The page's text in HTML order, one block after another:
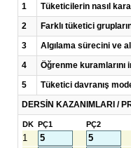
1
Tüketicilerin nasıl
2
Farklı tüketici
3
Algılama sürecini ve
4
Öğrenme
5
Tüketici davranış
DERSİN KAZANIMLARI /
DK PÇ1 PÇ2
1